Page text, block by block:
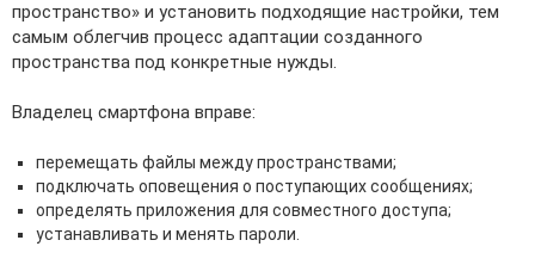
пространство» и установить подходящие настройки, тем
самым облегчив процесс адаптации созданного
пространства под конкретные нужды.
Владелец смартфона вправе:
перемещать файлы между пространствами;
подключать оповещения о поступающих сообщениях;
определять приложения для совместного доступа;
устанавливать и менять пароли.